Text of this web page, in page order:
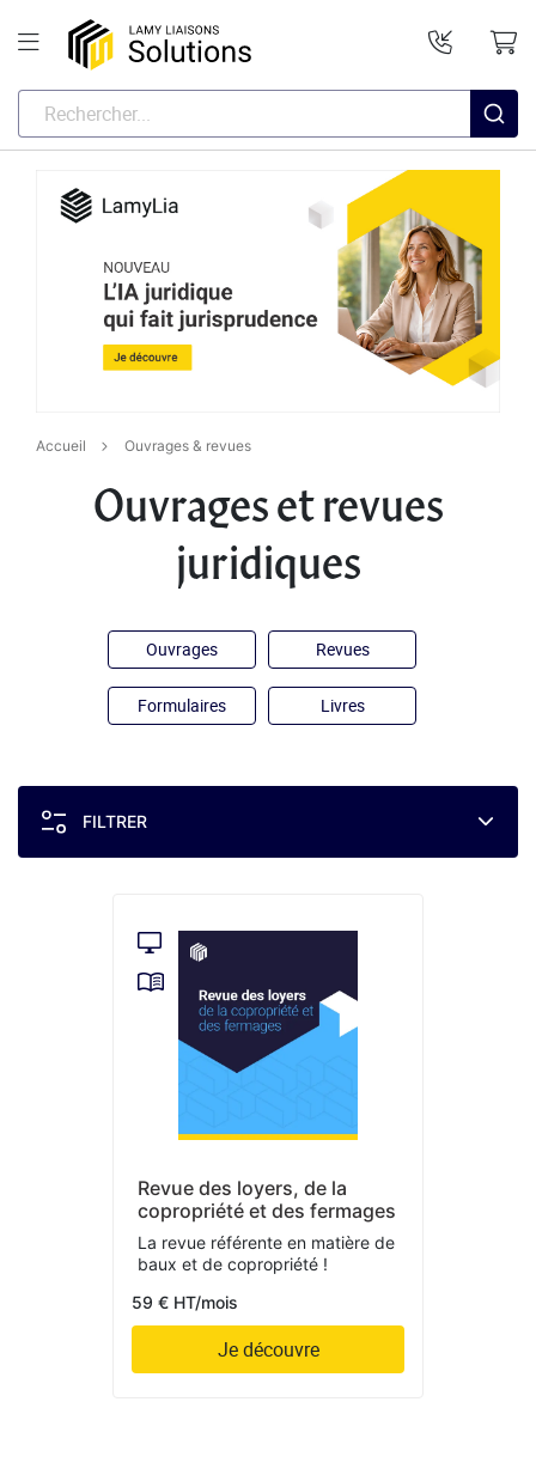
Accueil Ouvrages & revues
Ouvrages et revues
juridiques
Ouvrages Revues
Formulaires Livres
FILTRER
Revue des loyers, de la
copropriété et des fermages
La revue référente en matière de
baux et de copropriété !
59 € HT/mois
Je découvre